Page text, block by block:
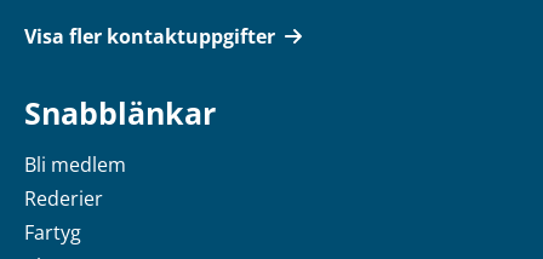
Visa fler kontaktuppgifter
Snabblänkar
Bli medlem
Rederier
Fartyg